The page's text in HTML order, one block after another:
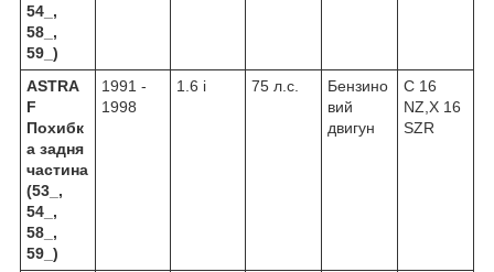
54_,
58_,
59_)
ASTRA
F
Похибк
а задня
частина
(53_,
54_,
58_,
59_)
1991 -
1998
1.6 i 75 л.с.
Бензино
вий
двигун
C 16
NZ,X 16
SZR